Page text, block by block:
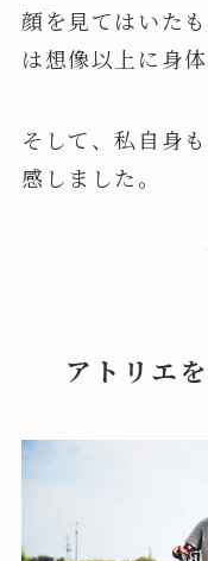
顔を見てはいた
は想像以上に身
そして、私自身
感しました。
アトリエ